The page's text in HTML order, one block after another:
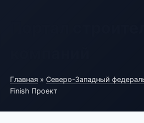
Главная » Северо-Западный
Finish Проект